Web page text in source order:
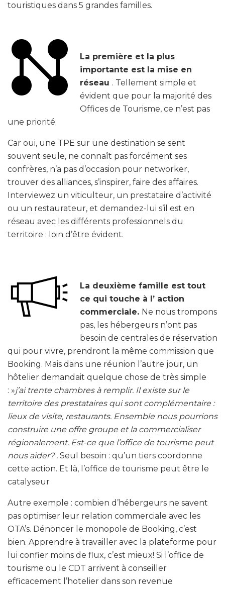
touristiques dans 5 grandes familles.
La première et la plus
importante est la mise en
réseau . Tellement simple et
évident que pour la majorité des
Offices de Tourisme, ce n’est pas
une priorité.
Car oui, une TPE sur une destination se sent
souvent seule, ne connaît pas forcément ses
confrères, n’a pas d’occasion pour networker,
trouver des alliances, s’inspirer, faire des affaires.
Interviewez un viticulteur, un prestataire d’activité
ou un restaurateur, et demandez-lui s’il est en
réseau avec les différents professionnels du
territoire : loin d’être évident.
La deuxième famille est tout
ce qui touche à l’ action
commerciale. Ne nous trompons
pas, les hébergeurs n’ont pas
besoin de centrales de réservation
qui pour vivre, prendront la même commission que
Booking. Mais dans une réunion l’autre jour, un
hôtelier demandait quelque chose de très simple
: »j’ai trente chambres à remplir. Il existe sur le
territoire des prestataires qui sont complémentaire :
lieux de visite, restaurants. Ensemble nous pourrions
construire une offre groupe et la commercialiser
régionalement. Est-ce que l’office de tourisme peut
nous aider? . Seul besoin : qu’un tiers coordonne
cette action. Et là, l’office de tourisme peut être le
catalyseur
Autre exemple : combien d’hébergeurs ne savent
pas optimiser leur relation commerciale avec les
OTA’s. Dénoncer le monopole de Booking, c’est
bien. Apprendre à travailler avec la plateforme pour
lui confier moins de flux, c’est mieux! Si l’office de
tourisme ou le CDT arrivent à conseiller
efficacement l’hotelier dans son revenue